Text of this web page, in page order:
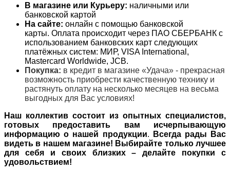
В магазине или Курьеру: наличными или
банковской картой
На сайте: онлайн с помощью банковской
карты. Оплата происходит через ПАО СБЕРБАНК с
использованием банковских карт следующих
платёжных систем: МИР, VISA International,
Mastercard Worldwide, JCB.
Покупка: в кредит в магазине «Удача» - прекрасная
возможность приобрести качественную технику и
растянуть оплату на несколько месяцев на весьма
выгодных для Вас условиях!
Наш коллектив состоит из опытных специалистов,
готовых предоставить вам исчерпывающую
информацию о нашей продукции.
Всегда рады Вас
видеть в нашем магазине! Выбирайте только лучшее
для себя и своих близких – делайте покупки с
удовольствием!